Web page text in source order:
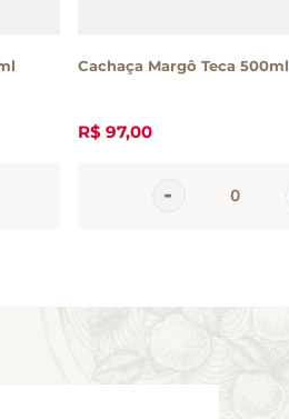
Cachaça Margô Teca 500ml
R$ 97,00